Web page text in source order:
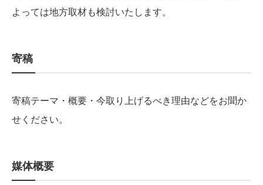
よっては地方取材も検討いたします。
寄稿
寄稿テーマ・概要・今取り上げるべき理由などをお聞か
せください。
媒体概要